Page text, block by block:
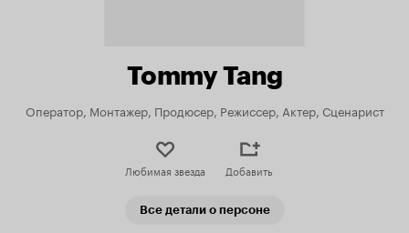
Tommy Tang
Оператор, Монтажер, Продюсер, Режиссер, Актер, Сценарист
Любимая звезда Добавить
Все детали о персоне